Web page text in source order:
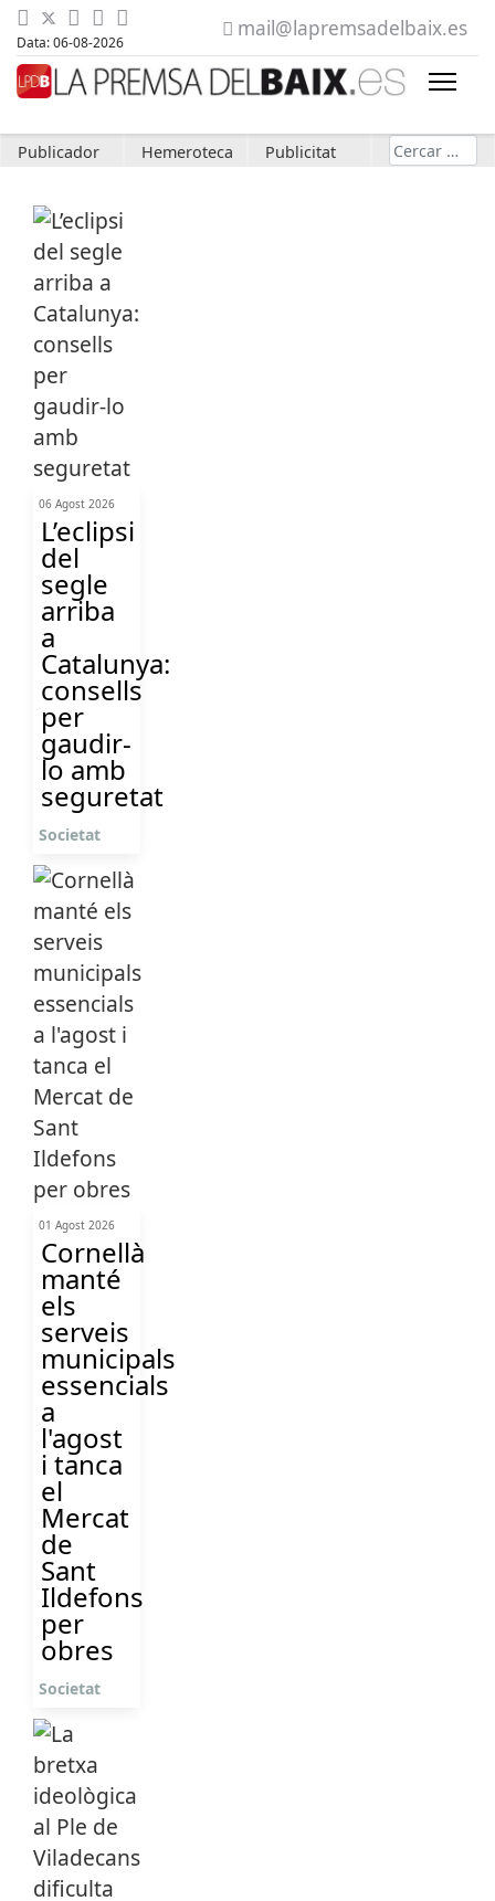
Data: 06-08-2026
mail@lapremsadelbaix.es
Publicador Hemeroteca Publicitat Cerca
06 Agost 2026
L’eclipsi
del
segle
arriba
a
Catalunya:
consells
per
gaudir-
lo amb
seguretat
Societat
01 Agost 2026
Cornellà
manté
els
serveis
municipals
essencials
a
l'agost
i tanca
el
Mercat
de
Sant
Ildefons
per
obres
Societat